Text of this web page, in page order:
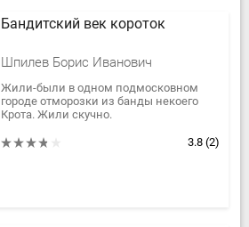
Бандитский век короток
Шпилев Борис Иванович
Жили-были в одном подмосковном
городе отморозки из банды некоего
Крота. Жили скучно.
Но тут нашла коса на камень…
3.8 (2)